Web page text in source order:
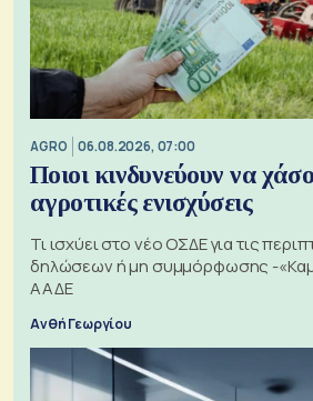
AGRO 06.08.2026, 07:00
Ποιοι κινδυνεύουν να
αγροτικές ενισχύσεις
Τι ισχύει στο νέο ΟΣΔΕ για τις
δηλώσεων ή μη συμμόρφωσης -
ΑΑΔΕ
Ανθή Γεωργίου